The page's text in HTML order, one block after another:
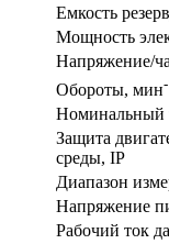
Емкость
Мощность
Напряжение/
Обороты, мин
Номинальный
Защита
среды, IP
Диапазон
Напряжение
Рабочий ток